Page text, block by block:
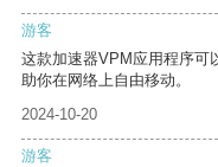
游客
这款加速器VPM应用程序可
助你在网络上自由移动。
2024-10-20
游客